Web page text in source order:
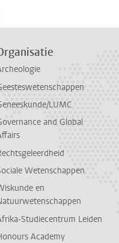
LUMC
and Global
Wetenschappen
en
Studiecentrum Leiden
Academy